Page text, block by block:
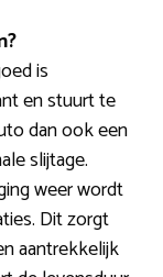
is
en stuurt te
dan ook een
slijtage.
weer wordt
Dit zorgt
aantrekkelijk